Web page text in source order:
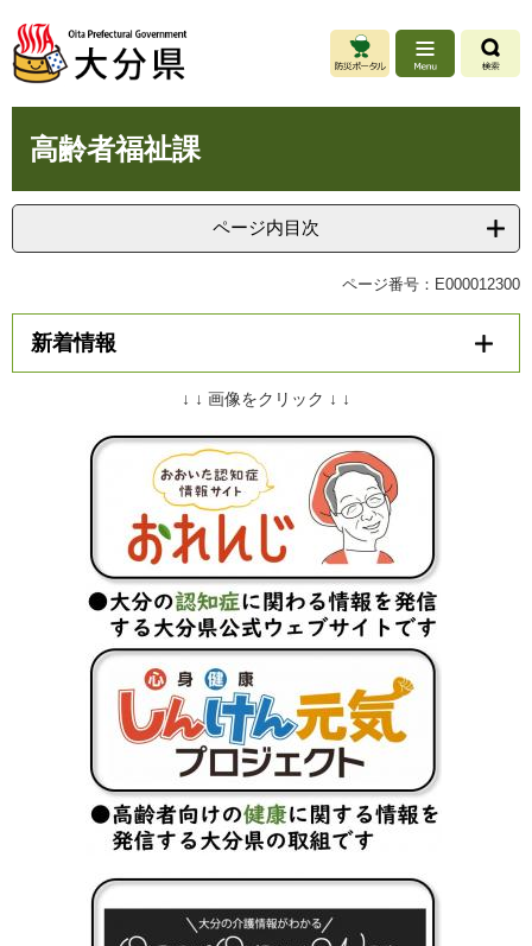
ジ
先
。
ュ
を
て
高齢者福祉課
ページ内目次
ページ番号：E000012300
新着情報
↓ ↓ 画像をクリック ↓ ↓